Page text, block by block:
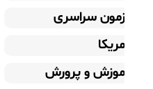
سراسری
و پرورش